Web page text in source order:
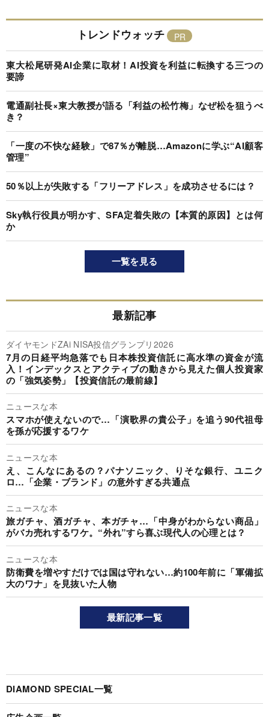
トレンドウォッチ
東大松尾研発AI企業に取材！AI投資を利益に転換する三つの
要諦
電通副社長×東大教授が語る「利益の松竹梅」なぜ松を狙うべ
き？
「一度の不快な経験」で87％が離脱…Amazonに学ぶ“AI顧客
管理”
50％以上が失敗する「フリーアドレス」を成功させるには？
Sky執行役員が明かす、SFA定着失敗の【本質的原因】とは何
か
一覧を見る
最新記事
ダイヤモンドZAi NISA投信グランプリ2026
7月の日経平均急落でも日本株投資信託に高水準の資金が流
入！インデックスとアクティブの動きから見えた個人投資家
の「強気姿勢」【投資信託の最前線】
ニュースな本
スマホが使えないので…「演歌界の貴公子」を追う90代祖母
を孫が応援するワケ
ニュースな本
え、こんなにあるの？パナソニック、りそな銀行、ユニク
ロ…「企業・ブランド」の意外すぎる共通点
ニュースな本
旅ガチャ、酒ガチャ、本ガチャ…「中身がわからない商品」
がバカ売れするワケ。“外れ”すら喜ぶ現代人の心理とは？
ニュースな本
防衛費を増やすだけでは国は守れない…約100年前に「軍備拡
大のワナ」を見抜いた人物
最新記事一覧
DIAMOND SPECIAL一覧